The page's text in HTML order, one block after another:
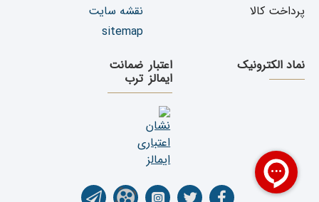
پرداخت کالا
نقشه سایت
sitemap
نماد الکترونیک
اعتبار
ایمالز
ضمانت
ترب